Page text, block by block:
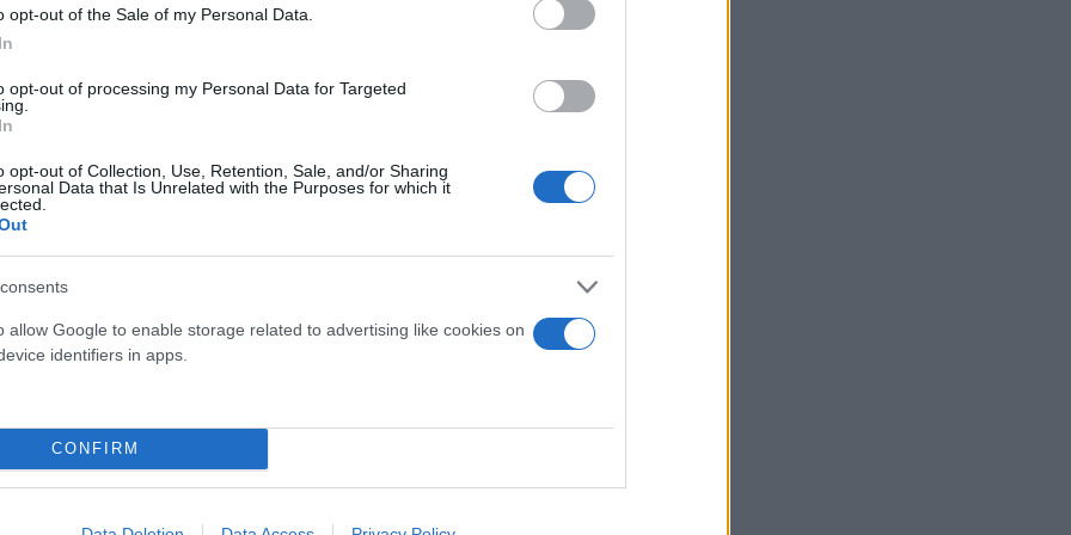
opt-out of the Sale of my Personal Data.
opt-out of processing my Personal Data for Targeted
opt-out of Collection, Use, Retention, Sale, and/or Sharing
Data that Is Unrelated with the Purposes for which it
allow Google to enable storage related to advertising like cookies on
identifiers in apps.
CONFIRM
of the seven UEFA Champions League seasons since
and Kylian Mbappé. Consistency.
#GSvFCB